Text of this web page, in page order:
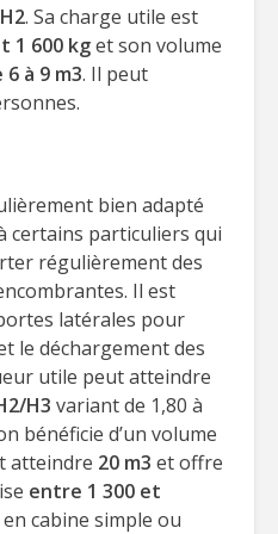
H2. Sa charge utile est
1 600 kget son volume
6 à 9 m3. Il peut
bien adapté
certains particuliers qui
régulièrement des
Il est
latérales pour
le déchargement des
utile peut atteindre
H3 variant de 1,80 à
bénéficie d’un volume
atteindre 20 m3 et offre
entre 1 300 et
cabine simple ou